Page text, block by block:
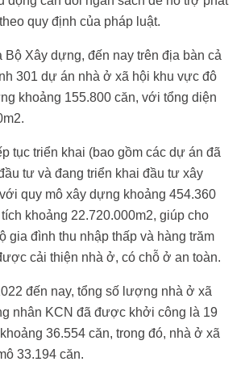
quy định của pháp luật.
Bộ Xây dựng, đến nay trên địa bàn cả
301 dự án nhà ở xã hội khu vực đô
khoảng 155.800 căn, với tổng diện
tục triển khai (bao gồm các dự án đã
tư và đang triển khai đầu tư xây
quy mô xây dựng khoảng 454.360
khoảng 22.720.000m2, giúp cho
gia đình thu nhập thấp và hàng trăm
cải thiện nhà ở, có chỗ ở an toàn.
đến nay, tổng số lượng nhà ở xã
nhân KCN đã được khởi công là 19
36.554 căn, trong đó, nhà ở xã
33.194 căn.